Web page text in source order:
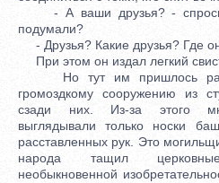
- А ваши друзья? -
подумали?
- Друзья? Какие друзья? Где
При этом он издал легкий
Но тут им пришлось
громоздкому сооружению из
сзади них. Из-за этого
выглядывали только носки
расставленных рук. Это
народа тащил
необыкновенной